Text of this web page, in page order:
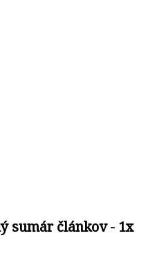
sumár článkov - 1x